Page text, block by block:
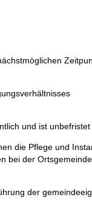
und ist
die Pflege und
bei der
der